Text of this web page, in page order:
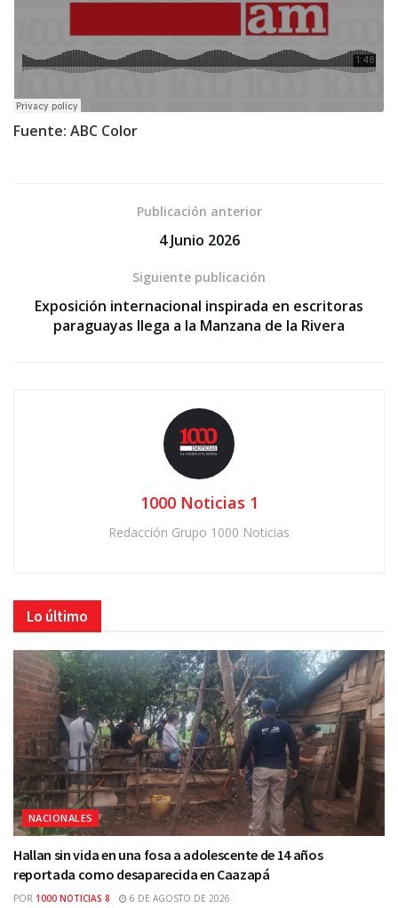
Fuente: ABC Color
Publicación anterior
4 Junio 2026
Siguiente publicación
Exposición internacional inspirada en escritoras
paraguayas llega a la Manzana de la Rivera
1000 Noticias 1
Redacción Grupo 1000 Noticias
Lo último
NACIONALES
Hallan sin vida en una fosa a adolescente de 14 años
reportada como desaparecida en Caazapá
POR 1000 NOTICIAS 8 6 DE AGOSTO DE 2026